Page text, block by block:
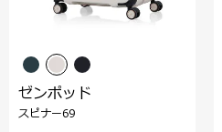
ゼンポッド
スピナー69